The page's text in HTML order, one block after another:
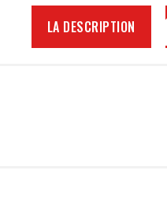
LA DESCRIPTION